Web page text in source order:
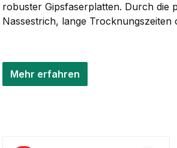
robuster Gipsfaserplatten. Durch die
Nassestrich, lange
Mehr erfahren